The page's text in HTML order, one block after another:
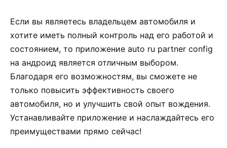
Если вы являетесь владельцем автомобиля и
хотите иметь полный контроль над его работой и
состоянием, то приложение auto ru partner config
на андроид является отличным выбором.
Благодаря его возможностям, вы сможете не
только повысить эффективность своего
автомобиля, но и улучшить свой опыт вождения.
Устанавливайте приложение и наслаждайтесь его
преимуществами прямо сейчас!